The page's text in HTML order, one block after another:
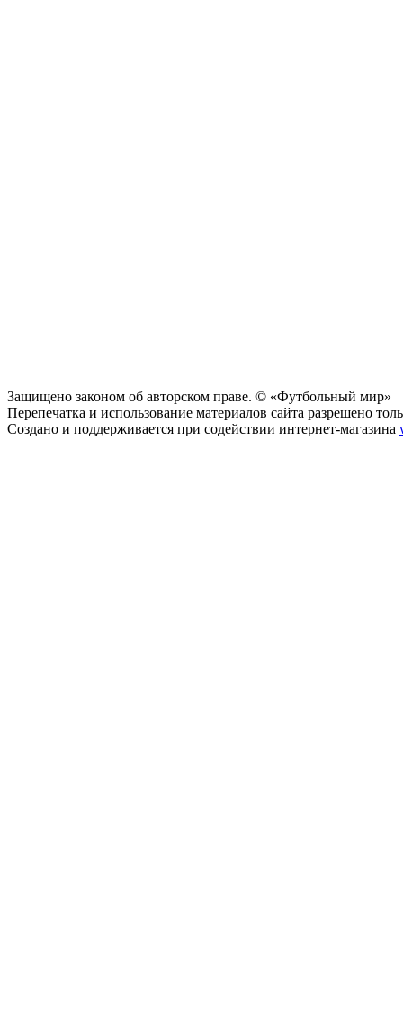
Защищено законом об авторском праве. © «Футбольный мир»
Перепечатка и использование материалов сайта разрешено
Создано и поддерживается при содействии интернет-магазина